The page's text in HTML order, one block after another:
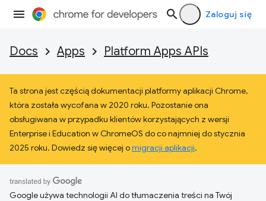
Zaloguj się
Docs Apps Platform Apps APIs
Ta strona jest częścią dokumentacji platformy aplikacji Chrome,
która została wycofana w 2020 roku. Pozostanie ona
obsługiwana w przypadku klientów korzystających z wersji
Enterprise i Education w ChromeOS do co najmniej do stycznia
2025 roku. Dowiedz się więcej omigracji aplikacji.
Google używa technologii AI do tłumaczenia treści na Twój